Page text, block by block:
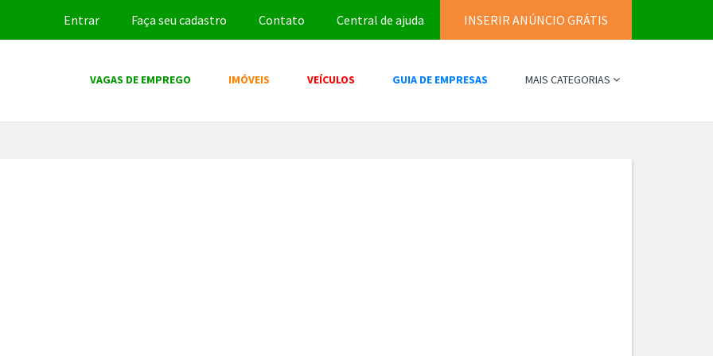
Entrar Faça seu cadastro Contato Central de ajuda INSERIR ANÚNCIO GRÁTIS
VAGAS DE EMPREGO IMÓVEIS VEÍCULOS GUIA DE EMPRESAS MAIS CATEGORIAS